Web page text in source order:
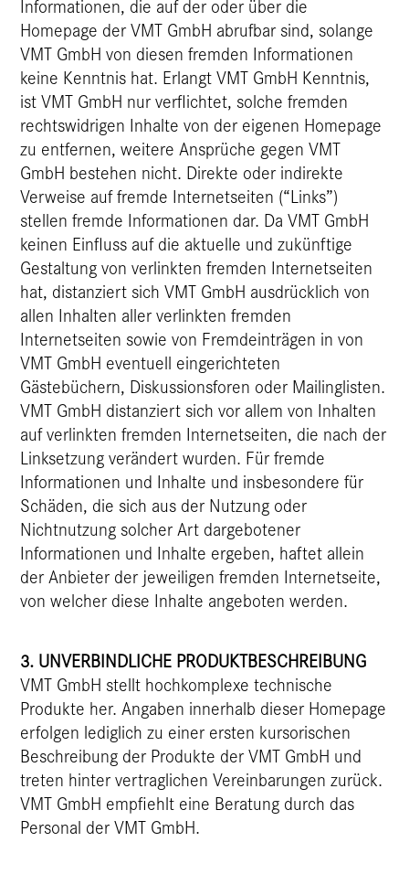
Informationen, die auf der oder über die
Homepage der VMT GmbH abrufbar sind, solange
VMT GmbH von diesen fremden Informationen
keine Kenntnis hat. Erlangt VMT GmbH Kenntnis,
ist VMT GmbH nur verflichtet, solche fremden
rechtswidrigen Inhalte von der eigenen Homepage
zu entfernen, weitere Ansprüche gegen VMT
GmbH bestehen nicht. Direkte oder indirekte
Verweise auf fremde Internetseiten (“Links”)
stellen fremde Informationen dar. Da VMT GmbH
keinen Einfluss auf die aktuelle und zukünftige
Gestaltung von verlinkten fremden Internetseiten
hat, distanziert sich VMT GmbH ausdrücklich von
allen Inhalten aller verlinkten fremden
Internetseiten sowie von Fremdeinträgen in von
VMT GmbH eventuell eingerichteten
Gästebüchern, Diskussionsforen oder Mailinglisten.
VMT GmbH distanziert sich vor allem von Inhalten
auf verlinkten fremden Internetseiten, die nach der
Linksetzung verändert wurden. Für fremde
Informationen und Inhalte und insbesondere für
Schäden, die sich aus der Nutzung oder
Nichtnutzung solcher Art dargebotener
Informationen und Inhalte ergeben, haftet allein
der Anbieter der jeweiligen fremden Internetseite,
von welcher diese Inhalte angeboten werden.
3. UNVERBINDLICHE PRODUKTBESCHREIBUNG
VMT GmbH stellt hochkomplexe technische
Produkte her. Angaben innerhalb dieser Homepage
erfolgen lediglich zu einer ersten kursorischen
Beschreibung der Produkte der VMT GmbH und
treten hinter vertraglichen Vereinbarungen zurück.
VMT GmbH empfiehlt eine Beratung durch das
Personal der VMT GmbH.